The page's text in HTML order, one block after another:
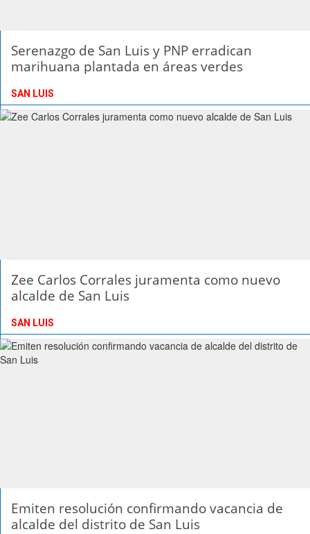
Serenazgo de San Luis y PNP erradican
marihuana plantada en áreas verdes
SAN LUIS
Zee Carlos Corrales juramenta como nuevo
alcalde de San Luis
SAN LUIS
Emiten resolución confirmando vacancia de
alcalde del distrito de San Luis